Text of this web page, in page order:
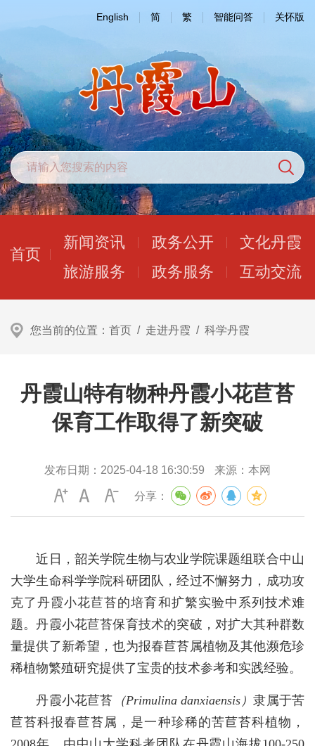
English 简 繁 智能问答 关怀版
首页
新闻资讯 政务公开
文化丹霞
旅游服务
政务服务 互动交流
您当前的位置： 首页 / 走进丹霞 / 科学丹霞
丹霞山特有物种丹霞小花苣苔
保育工作取得了新突破
发布日期： 2025-04-18 16:30:59 来源： 本网
分享：
近日，韶关学院生物与农业学院课题组联合中山
大学生命科学学院科研团队，经过不懈努力，成功攻
克了丹霞小花苣苔的培育和扩繁实验中系列技术难
题。丹霞小花苣苔保育技术的突破，对扩大其种群数
量提供了新希望，也为报春苣苔属植物及其他濒危珍
稀植物繁殖研究提供了宝贵的技术参考和实践经验。
丹霞小花苣苔 （Primulina danxiaensis）隶属于苦
苣苔科报春苣苔属，是一种珍稀的苦苣苔科植物，